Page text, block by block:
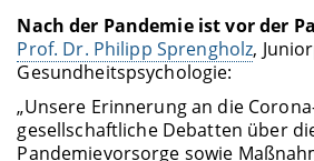
Nach der Pandemie ist vor der
Prof. Dr. Philipp Sprengholz,
Gesundheitspsychologie:
„Unsere Erinnerung an die
gesellschaftliche Debatten über
Pandemievorsorge sowie